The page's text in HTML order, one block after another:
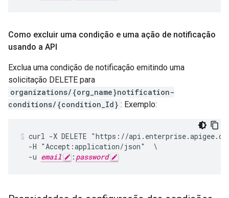
Como excluir uma condição e uma ação de notificação
usando a API
Exclua uma condição de notificação emitindo uma
solicitação DELETE para
organizations/{org_name}notification-
conditions/{condition_Id} : Exemplo:
curl -X DELETE "https://
  -H "Accept:application/json"  \
  -u
email : password